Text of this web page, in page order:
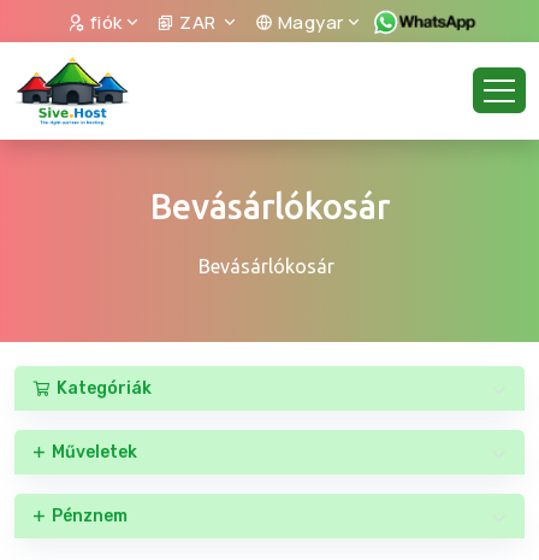
fiók ZAR Magyar
Bevásárlókosár
Bevásárlókosár
Kategóriák
Műveletek
Pénznem